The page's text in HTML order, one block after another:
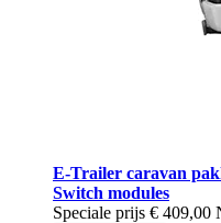
E-Trailer caravan
Switch modules
Speciale prijs € 409,00